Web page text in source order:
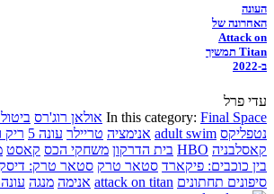
העונה
האחרונה של
Attack on
Titan תמשיך
ב-2022
עדי פרל
In this category: Final Space אולאן רוג'רס
נטפליקס adult swim אנימציה טריילר עונה 5 ריק
קאסלבניה HBO בית הדרקון משחקי הכס קאסט
בין כוכבים: פיקארד סטאר טרק סטאר טרק:
סיפונים תחתונים attack on titan אנימה מנגה עונה 4